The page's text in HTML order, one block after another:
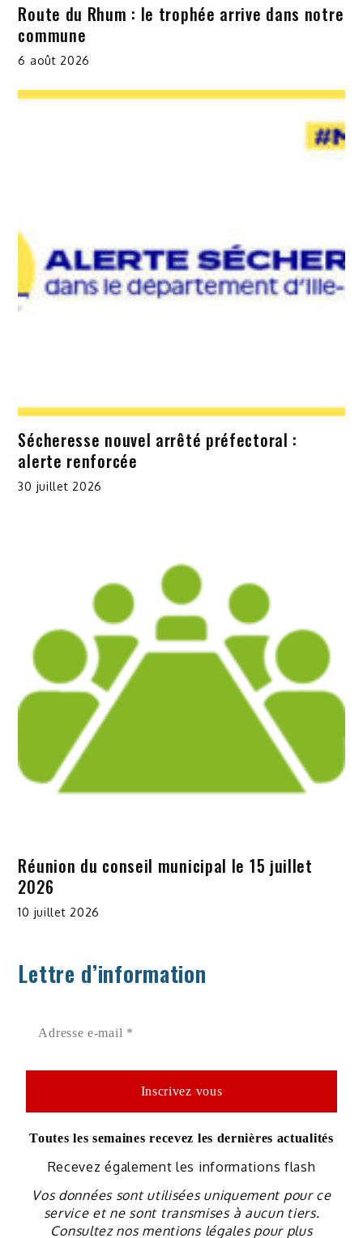
Route du Rhum : le trophée arrive dans notre
commune
6 août 2026
Sécheresse nouvel arrêté préfectoral :
alerte renforcée
30 juillet 2026
Réunion du conseil municipal le 15 juillet
2026
10 juillet 2026
Lettre d’information
Toutes les semaines recevez les dernières actualités
Recevez également les informations flash
Vos données sont utilisées uniquement pour ce
service et ne sont transmises à aucun tiers.
Consultez nos mentions légales pour plus